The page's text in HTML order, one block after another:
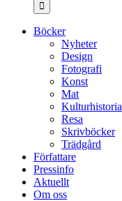
Böcker
Nyheter
Design
Fotografi
Konst
Mat
Kulturhistoria
Resa
Skrivböcker
Trädgård
Författare
Pressinfo
Aktuellt
Om oss